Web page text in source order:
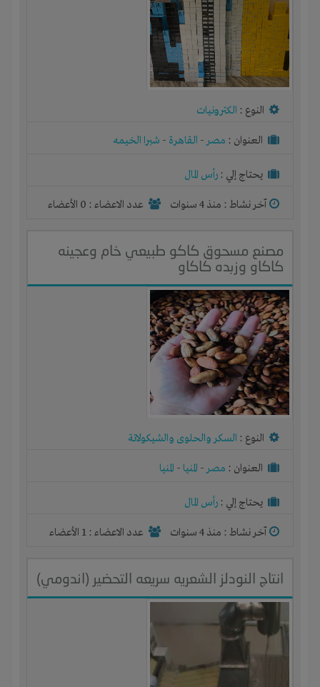
النوع : الكترونيات
العنوان : مصر- القاهرة - شبرا الخيمه
يحتاج إلي : رأس المال
آخر نشاط : منذ 4 سنوات عدد الاعضاء : 0 الأعضاء
مصنع مسحوق كاكو طبيعي خام وعجينه
كاكاو وزبده كاكاو
النوع : السكر والحلوى والشيكولاتة
العنوان : مصر- المنيا - المنيا
يحتاج إلي : رأس المال
آخر نشاط : منذ 4 سنوات عدد الاعضاء : 1 الأعضاء
انتاج النودلز الشعريه سريعه التحضير (اندومي)